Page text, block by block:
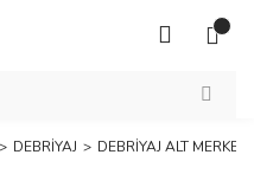
DEBRİYAJ DEBRİYAJ ALT MERKEZİ